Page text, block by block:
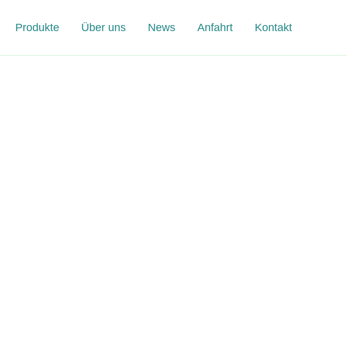
Produkte Über uns News Anfahrt Kontakt